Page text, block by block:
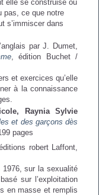
elle se construise ou
pas, ce que notre
s’immiscer dans
par J. Dumet,
, édition Buchet /
et exercices qu’elle
à la connaissance
Raynia Sylvie
et des garçons dès
pages
robert Laffont,
1976, sur la sexualité
sur l’exploitation
en masse et remplis